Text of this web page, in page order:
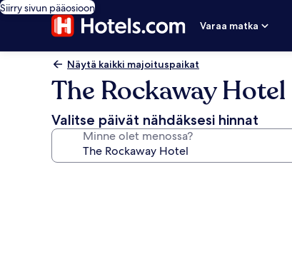
Siirry sivun pääosioon
Varaa matka
Näytä kaikki majoituspaikat
The Rockaway Hotel
Valitse päivät nähdäksesi hinnat
Minne olet menossa?